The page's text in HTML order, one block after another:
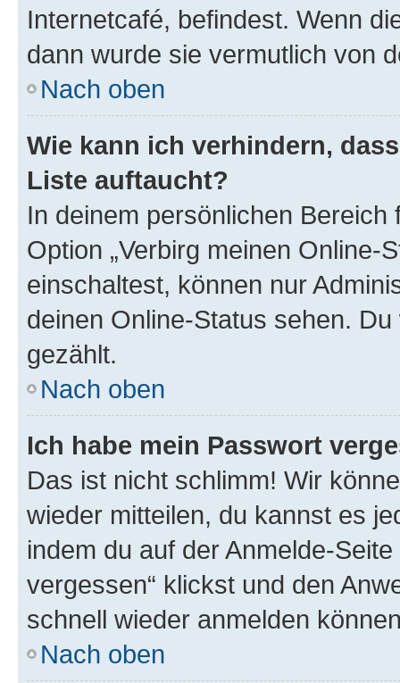
Internetcafé, befindest. Wenn
dann wurde sie vermutlich von
Nach oben
Wie kann ich verhindern,
Liste auftaucht?
In deinem persönlichen
Option „Verbirg meinen Online-
einschaltest, können nur
deinen Online-Status sehen.
gezählt.
Nach oben
Ich habe mein Passwort
Das ist nicht schlimm! Wir
wieder mitteilen, du kannst es
indem du auf der Anmelde-
vergessen“ klickst und den
schnell wieder anmelden
Nach oben